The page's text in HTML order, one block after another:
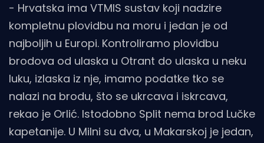
- Hrvatska ima VTMIS sustav koji nadzire
kompletnu plovidbu na moru i jedan je od
najboljih u Europi. Kontroliramo plovidbu
brodova od ulaska u Otrant do ulaska u neku
luku, izlaska iz nje, imamo podatke tko se
nalazi na brodu, što se ukrcava i iskrcava,
rekao je Orlić. Istodobno Split nema brod Lučke
kapetanije. U Milni su dva, u Makarskoj je jedan,